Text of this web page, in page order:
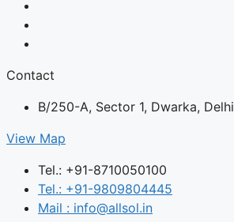
Contact
B/250-A, Sector 1, Dwarka, Delhi
View Map
Tel.: +91-8710050100
Tel.: +91-9809804445
Mail : info@allsol.in